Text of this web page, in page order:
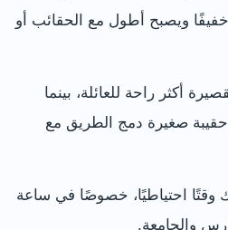
ويصبح أطول مع الحقائب أو
أكثر راحة للعائلة، بينما
صغيرة دمج الطريق مع
وقتًا احتياطيًا، خصوصًا في ساعة
والجامعة.